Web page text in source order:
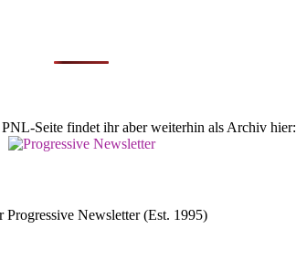
Seite findet ihr aber weiterhin als Archiv hier:
Newsletter (Est. 1995)